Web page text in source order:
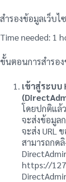
สำรองข้อมูลเว็บไ
Time needed: 1
ขั้นตอนการสำรอ
เข้าสู่ระบบ
โดยปกติแล้
จะส่งข้อมูล
จะส่ง URL
สามารถกด
https://